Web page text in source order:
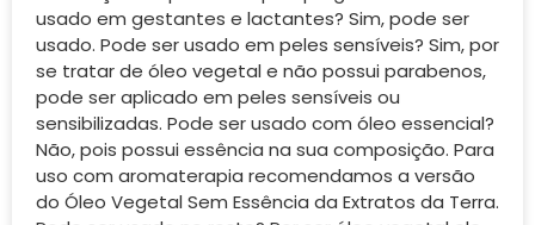
usado em gestantes e lactantes? Sim, pode ser
usado. Pode ser usado em peles sensíveis? Sim, por
se tratar de óleo vegetal e não possui parabenos,
pode ser aplicado em peles sensíveis ou
sensibilizadas. Pode ser usado com óleo essencial?
Não, pois possui essência na sua composição. Para
uso com aromaterapia recomendamos a versão
do Óleo Vegetal Sem Essência da Extratos da Terra.